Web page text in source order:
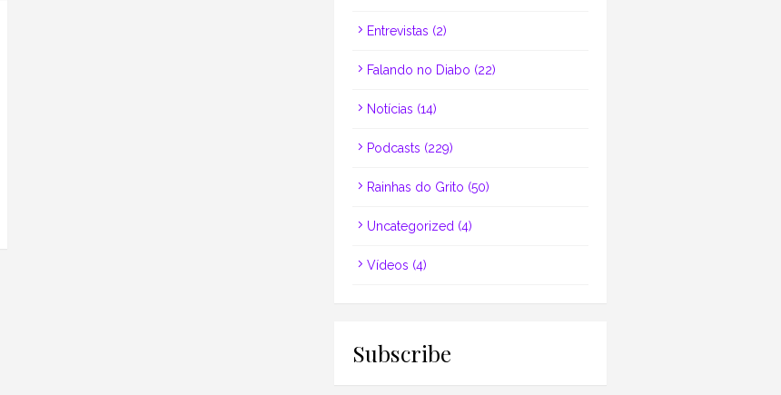
Entrevistas (2)
Falando no Diabo (22)
Notícias (14)
Podcasts (229)
Rainhas do Grito (50)
Uncategorized (4)
Vídeos (4)
Subscribe